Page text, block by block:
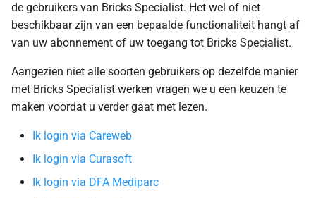
b
e
g
i
de gebruikers van Bricks Specialist. Het wel of niet
beschikbaar zijn van een bepaalde functionaliteit hangt af
van uw abonnement of uw toegang tot Bricks Specialist.
Aangezien niet alle soorten gebruikers op dezelfde manier
met Bricks Specialist werken vragen we u een keuzen te
maken voordat u verder gaat met lezen.
Ik login via Careweb
Ik login via Curasoft
Ik login via DFA Mediparc